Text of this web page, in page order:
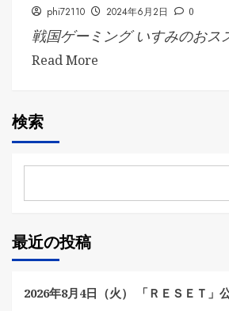
phi72110 2024年6月2日 0
戦国ゲーミング いすみのおス
Read More
検索
最近の投稿
2026年8月4日（火） 「ＲＥＳＥＴ」